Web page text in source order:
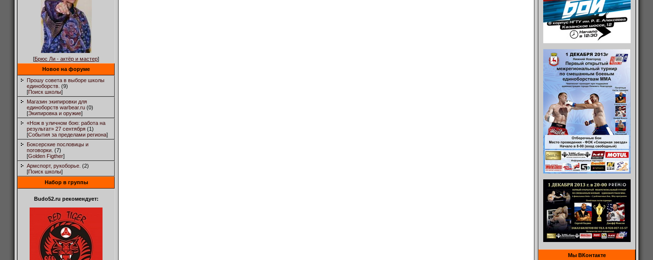
[Брюс Ли - актёр и мастер]
Новое на форуме
Прошу совета в выборе школы
единоборств. (9)
[Поиск школы]
Магазин экипировки для
единоборств warbear.ru (0)
[Экипировка и оружие]
«Нож в уличном бою: работа на
результат» 27 сентября (1)
[События за пределами региона]
Боксерские пословицы и
поговорки. (7)
[Golden Figther]
Армспорт, рукоборье. (2)
[Поиск школы]
Набор в группы
Budo52.ru рекомендует:
Мы ВКонтакте